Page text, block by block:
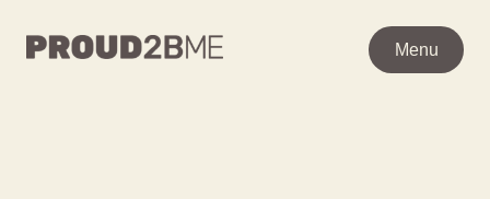
Menu
Menu
WAAR BEN JE NAAR OP